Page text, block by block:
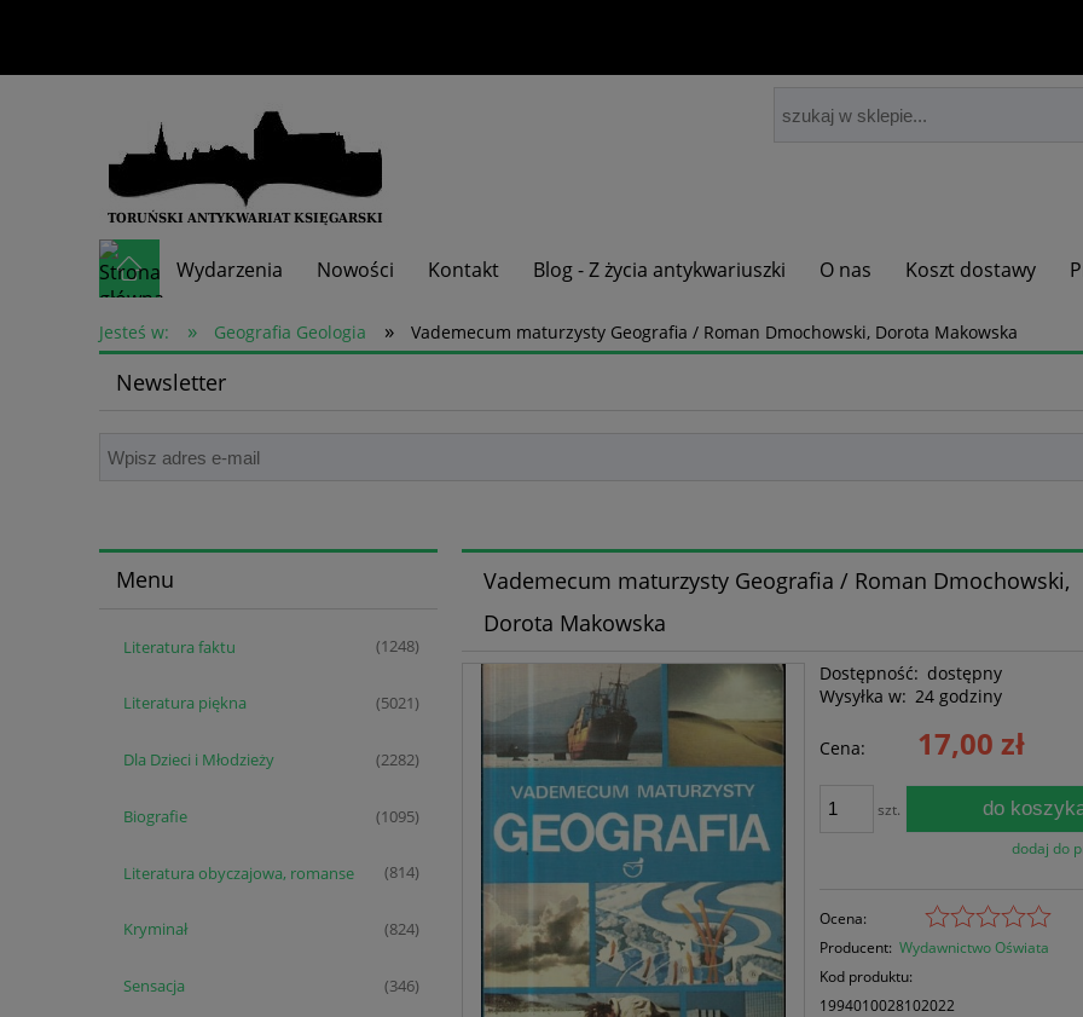
Wydarzenia Nowości Kontakt Blog - Z życia antykwariuszki O nas Koszt dostawy
Skup książek
Jesteś w: » Geografia Geologia » Vademecum maturzysty Geografia / Roman Dmochowski, Dorota Makowska
Newsletter
Menu
Literatura faktu (1248)
Literatura piękna (5021)
Dla Dzieci i Młodzieży (2282)
Biografie (1095)
Literatura obyczajowa, romanse (814)
Kryminał (824)
Sensacja (346)
Vademecum maturzysty Geografia / Roman Dmochowski,
Dorota Makowska
Dostępność: dostępny
Wysyłka w: 24 godziny
Cena: 17,00 zł
szt. do
dodaj do
Ocena:
Producent: Wydawnictwo Oświata
Kod produktu:
1994010028102022